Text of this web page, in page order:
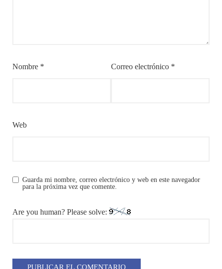
Nombre * Correo electrónico *
Web
Guarda mi nombre, correo electrónico y web en este navegador
para la próxima vez que comente.
Are you human? Please solve: